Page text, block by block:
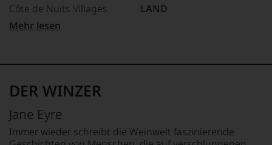
und
gerade
mit
Medaillen
Weinjournalisten
Fachpublikationen
in
unseren
Côte de Nuits Villages
REBSORTEN
TRINKTEMPERATUR
LAND
Mehr lesen
DER WINZER
Jane Eyre
Immer wieder schreibt die Weinwelt faszinierende